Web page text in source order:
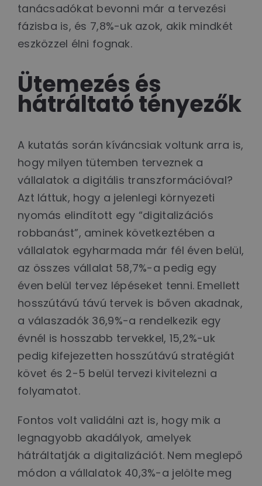
tanácsadókat bevonni már a tervezési
fázisba is, és 7,8%-uk azok, akik mindkét
eszközzel élni fognak.
Ütemezés és
hátráltató tényezők
A kutatás során kíváncsiak voltunk arra is,
hogy milyen tütemben terveznek a
vállalatok a digitális transzformációval?
Azt láttuk, hogy a jelenlegi környezeti
nyomás elindított egy “digitalizációs
robbanást”, aminek következtében a
vállalatok egyharmada már fél éven belül,
az összes vállalat 58,7%-a pedig egy
éven belül tervez lépéseket tenni. Emellett
hosszútávú távú tervek is bőven akadnak,
a válaszadók 36,9%-a rendelkezik egy
évnél is hosszabb tervekkel, 15,2%-uk
pedig kifejezetten hosszútávú stratégiát
követ és 2-5 belül tervezi kivitelezni a
folyamatot.
Fontos volt validálni azt is, hogy mik a
legnagyobb akadályok, amelyek
hátráltatják a digitalizációt. Nem meglepő
módon a vállalatok 40,3%-a jelölte meg